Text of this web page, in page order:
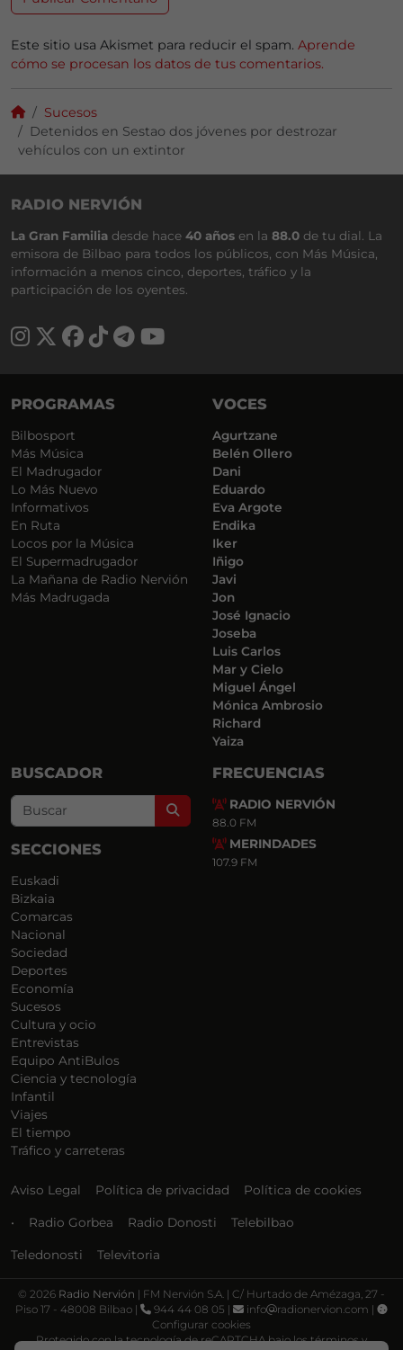
Este sitio usa Akismet para reducir el spam. Aprende
cómo se procesan los datos de tus comentarios.
Sucesos
Detenidos en Sestao dos jóvenes por destrozar
vehículos con un extintor
RADIO NERVIÓN
La Gran Familia desde hace 40 años en la 88.0 de tu dial. La
emisora de Bilbao para todos los públicos, con Más Música,
información a menos cinco, deportes, tráfico y la
participación de los oyentes.
PROGRAMAS
Bilbosport
Más Música
El Madrugador
Lo Más Nuevo
Informativos
En Ruta
Locos por la Música
El Supermadrugador
La Mañana de Radio Nervión
Más Madrugada
VOCES
Agurtzane
Belén Ollero
Dani
Eduardo
Eva Argote
Endika
Iker
Iñigo
Javi
Jon
José Ignacio
Joseba
Luis Carlos
Mar y Cielo
Miguel Ángel
Mónica Ambrosio
Richard
Yaiza
BUSCADOR
Search
SECCIONES
Euskadi
Bizkaia
Comarcas
Nacional
Sociedad
Deportes
Economía
Sucesos
Cultura y ocio
Entrevistas
Equipo AntiBulos
Ciencia y tecnología
Infantil
Viajes
El tiempo
Tráfico y carreteras
FRECUENCIAS
RADIO NERVIÓN
88.0 FM
MERINDADES
107.9 FM
Aviso Legal Política de privacidad Política de cookies
• Radio Gorbea Radio Donosti Telebilbao
Teledonosti Televitoria
© 2026 Radio Nervión | FM Nervión S.A. | C/ Hurtado de Amézaga, 27 -
Piso 17 - 48008 Bilbao |
944 44 08 05 | info
radionervion.com |
Configurar cookies
Protegido con la tecnología de reCAPTCHA bajo los términos y